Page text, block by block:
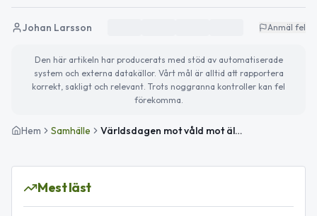
Johan Larsson Anmäl fel
Den här artikeln har producerats med stöd av automatiserade
system och externa datakällor. Vårt mål är alltid att rapportera
korrekt, sakligt och relevant. Trots noggranna kontroller kan fel
förekomma.
Hem Samhälle Världsdagen mot våld mot äldre och trafikstörning på väg 24
Mest läst